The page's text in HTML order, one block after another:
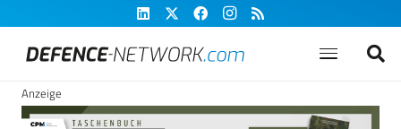
Anzeige